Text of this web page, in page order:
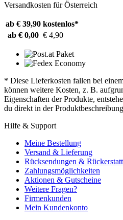
Versandkosten für Österreich
ab € 39,90 kostenlos*
ab € 0,00 € 4,90
* Diese Lieferkosten fallen bei
können weitere Kosten, z. B.
Eigenschaften der Produkte,
du direkt in der
Hilfe & Support
Meine Bestellung
Versand & Lieferung
Rücksendungen &
Zahlungsmöglichkeiten
Aktionen & Gutscheine
Weitere Fragen?
Firmenkunden
Mein Kundenkonto